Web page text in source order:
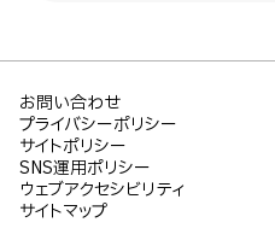
お問い合わせ
プライバシーポリシー
サイトポリシー
SNS運用ポリシー
ウェブアクセシビリティ
サイトマップ